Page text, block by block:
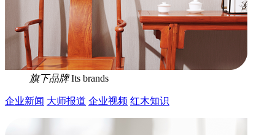
旗下品牌 Its brands
企业新闻 大师报道 企业视频 红木知识